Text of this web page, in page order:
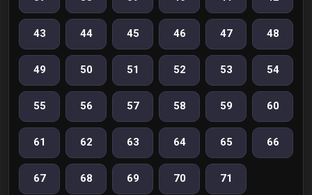
43 44 45 46 47 48
49 50 51 52 53 54
55 56 57 58 59 60
61 62 63 64 65 66
67 68 69 70 71